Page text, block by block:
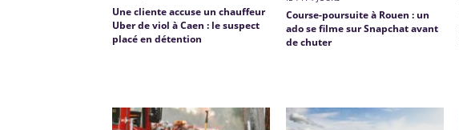
Une cliente accuse un chauffeur
Uber de viol à Caen : le suspect
placé en détention
Course-poursuite à Rouen : un
ado se filme sur Snapchat avant
de chuter